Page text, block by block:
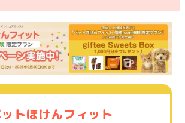
トほけんフィット